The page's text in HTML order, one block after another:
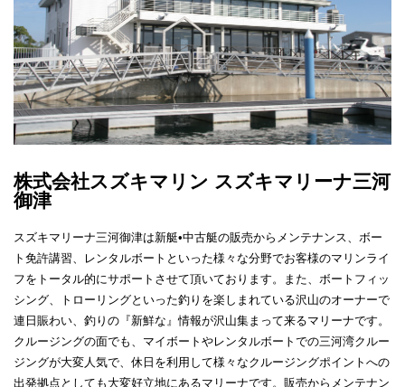
株式会社スズキマリン スズキマリーナ三河
御津
スズキマリーナ三河御津は新艇•中古艇の販売からメンテナンス、ボー
ト免許講習、レンタルボートといった様々な分野でお客様のマリンライ
フをトータル的にサポートさせて頂いております。また、ボートフィッ
シング、トローリングといった釣りを楽しまれている沢山のオーナーで
連日賑わい、釣りの『新鮮な』情報が沢山集まって来るマリーナです。
クルージングの面でも、マイボートやレンタルボートでの三河湾クルー
ジングが大変人気で、休日を利用して様々なクルージングポイントへの
出発拠点としても大変好立地にあるマリーナです。販売からメンテナン